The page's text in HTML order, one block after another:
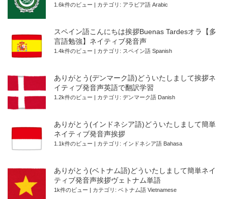
1.6k件のビュー カテゴリ: アラビア語 Arabic
スペイン語こんにちは挨拶Buenas Tardesオラ【多
言語勉強】ネイティブ発音声
1.4k件のビュー カテゴリ: スペイン語 Spanish
ありがとう(デンマーク語)どういたしまして挨拶ネ
イティブ発音声英語で翻訳学習
1.2k件のビュー カテゴリ: デンマーク語 Danish
ありがとう(インドネシア語)どういたしまして簡単
ネイティブ発音声挨拶
1.1k件のビュー カテゴリ: インドネシア語 Bahasa
ありがとう(ベトナム語)どういたしまして簡単ネイ
ティブ発音声挨拶ヴェトナム単語
1k件のビュー カテゴリ: ベトナム語 Vietnamese